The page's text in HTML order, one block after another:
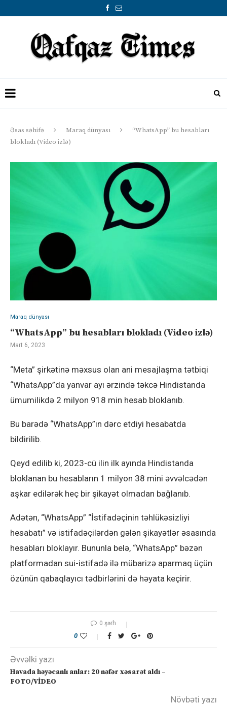
Əsas səhifə Maraq dünyası
“WhatsApp” bu hesabları
blokladı (Video izlə)
Maraq dünyası
“WhatsApp” bu hesabları blokladı (Video izlə)
Mart 6, 2023
“Meta” şirkətinə məxsus olan ani mesajlaşma tətbiqi
“WhatsApp”da yanvar ayı ərzində təkcə Hindistanda
ümumilikdə 2 milyon 918 min hesab bloklanıb.
Bu barədə “WhatsApp”ın dərc etdiyi hesabatda
bildirilib.
Qeyd edilib ki, 2023-cü ilin ilk ayında Hindistanda
bloklanan bu hesabların 1 milyon 38 mini əvvəlcədən
aşkar edilərək heç bir şikayət olmadan bağlanıb.
Adətən, “WhatsApp” “İstifadəçinin təhlükəsizliyi
hesabatı” və istifadəçilərdən gələn şikayətlər əsasında
hesabları bloklayır. Bununla belə, “WhatsApp” bəzən
platformadan sui-istifadə ilə mübarizə aparmaq üçün
özünün qabaqlayıcı tədbirlərini də həyata keçirir.
0 şərh
0
Əvvəlki yazı
Havada həyəcanlı anlar: 20 nəfər xəsarət aldı –
FOTO/VİDEO
Növbəti yazı